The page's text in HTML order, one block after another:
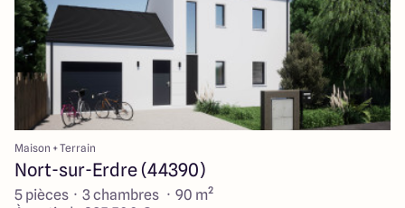
Maison + Terrain
Nort-sur-Erdre (44390)
5 pièces · 3 chambres · 90 m²